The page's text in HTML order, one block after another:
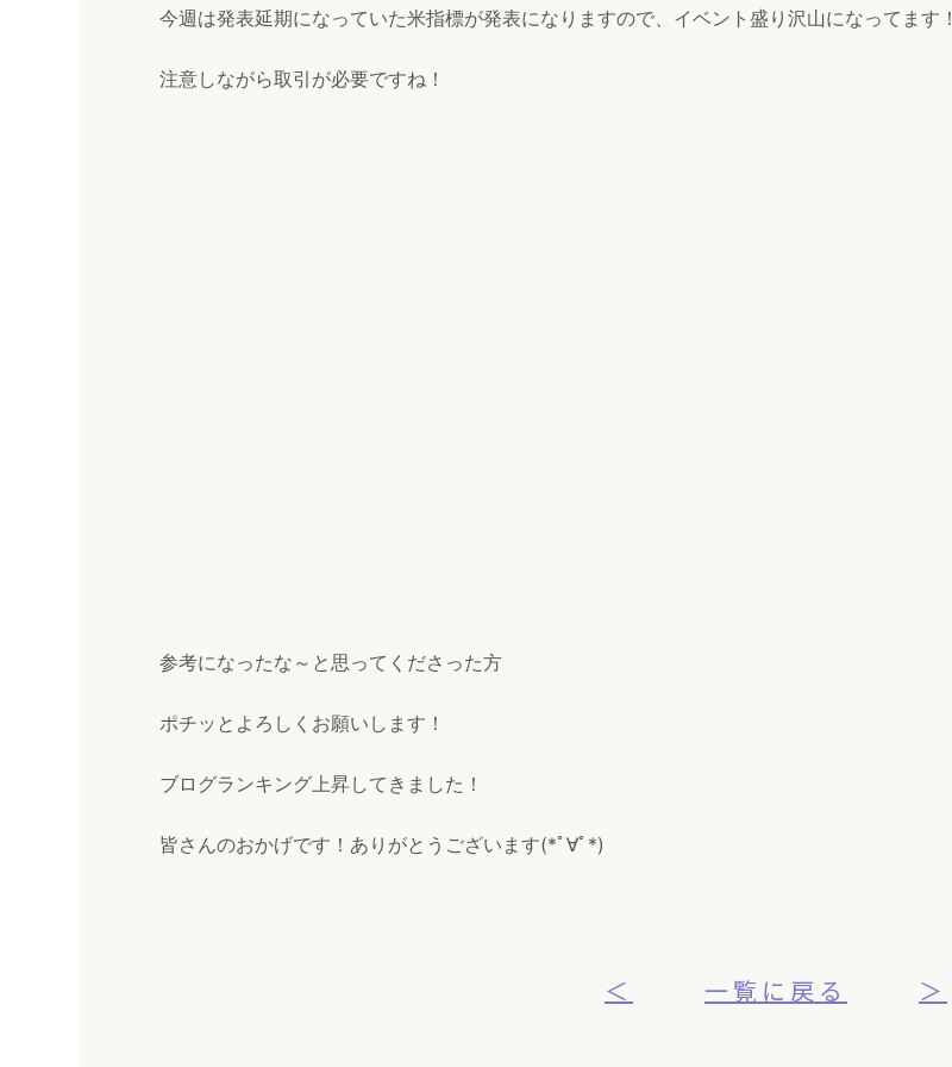
今週は発表延期になっていた米指標が発表になりますので、イベント盛り沢山になってます！
注意しながら取引が必要ですね！
参考になったな～と思ってくださった方
ポチッとよろしくお願いします！
ブログランキング上昇してきました！
皆さんのおかげです！ありがとうございます(*ﾟ∀ﾟ*)
＜ 一覧に戻る ＞